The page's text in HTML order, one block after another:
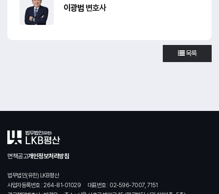
이광범 변호사
목록
면책공고개인정보처리방침
법무법인(유한) LKB평산
사업자등록번호 : 264-81-01029
대표번호 : 02-596-7007, 7151